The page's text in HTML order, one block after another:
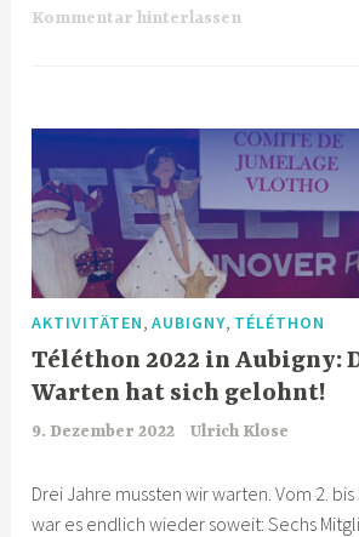
Kommentar hinterlassen
AKTIVITÄTEN ,AUBIGNY TÉLÉTHON
Téléthon 2022 in Aubigny:
Warten hat sich gelohnt!
9. Dezember 2022 Ulrich Klose
Drei Jahre mussten wir warten. Vom 2.
war es endlich wieder soweit: Sechs